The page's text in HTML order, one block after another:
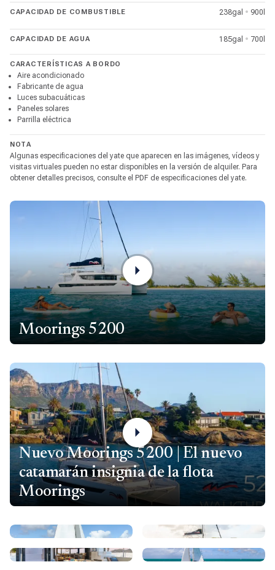
CAPACIDAD DE COMBUSTIBLE 238gal • 900l
CAPACIDAD DE AGUA 185gal • 700l
CARACTERÍSTICAS A BORDO
Aire acondicionado
Fabricante de agua
Luces subacuáticas
Paneles solares
Parrilla eléctrica
NOTA
Algunas especificaciones del yate que aparecen en las imágenes, vídeos y
visitas virtuales pueden no estar disponibles en la versión de alquiler. Para
obtener detalles precisos, consulte el PDF de especificaciones del yate.
Moorings 5200
Nuevo Moorings 5200 | El nuevo
catamarán insignia de la flota
Moorings